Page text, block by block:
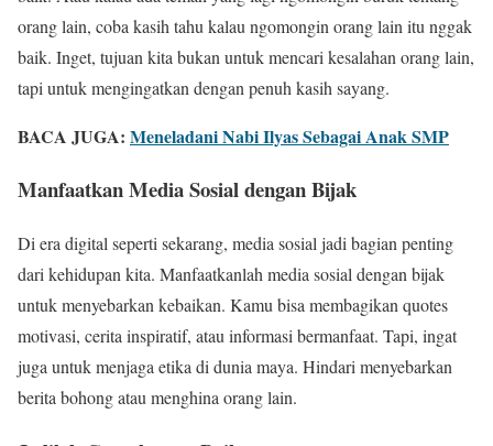
orang lain, coba kasih tahu kalau ngomongin orang lain itu nggak
baik. Inget, tujuan kita bukan untuk mencari kesalahan orang lain,
tapi untuk mengingatkan dengan penuh kasih sayang.
BACA JUGA: Meneladani Nabi Ilyas Sebagai Anak SMP
Manfaatkan Media Sosial dengan Bijak
Di era digital seperti sekarang, media sosial jadi bagian penting
dari kehidupan kita. Manfaatkanlah media sosial dengan bijak
untuk menyebarkan kebaikan. Kamu bisa membagikan quotes
motivasi, cerita inspiratif, atau informasi bermanfaat. Tapi, ingat
juga untuk menjaga etika di dunia maya. Hindari menyebarkan
berita bohong atau menghina orang lain.